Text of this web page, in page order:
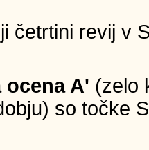
četrtini revij v
A' (zelo
so točke